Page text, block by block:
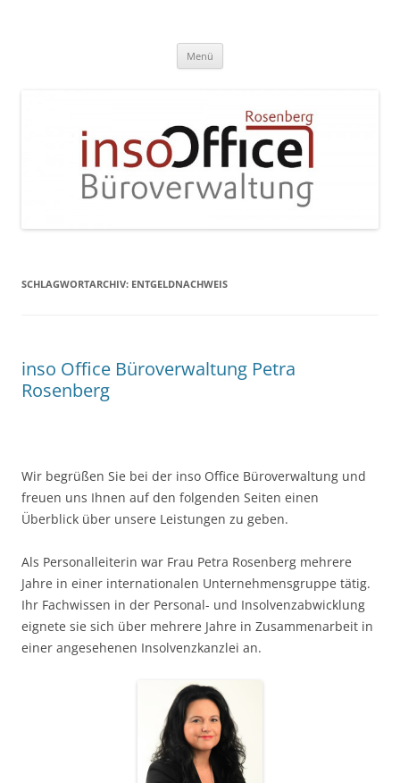
Menü
SCHLAGWORTARCHIV: ENTGELDNACHWEIS
inso Office Büroverwaltung Petra
Rosenberg
Wir begrüßen Sie bei der inso Office Büroverwaltung und
freuen uns Ihnen auf den folgenden Seiten einen
Überblick über unsere Leistungen zu geben.
Als Personalleiterin war Frau Petra Rosenberg mehrere
Jahre in einer internationalen Unternehmensgruppe tätig.
Ihr Fachwissen in der Personal- und Insolvenzabwicklung
eignete sie sich über mehrere Jahre in Zusammenarbeit in
einer angesehenen Insolvenzkanzlei an.